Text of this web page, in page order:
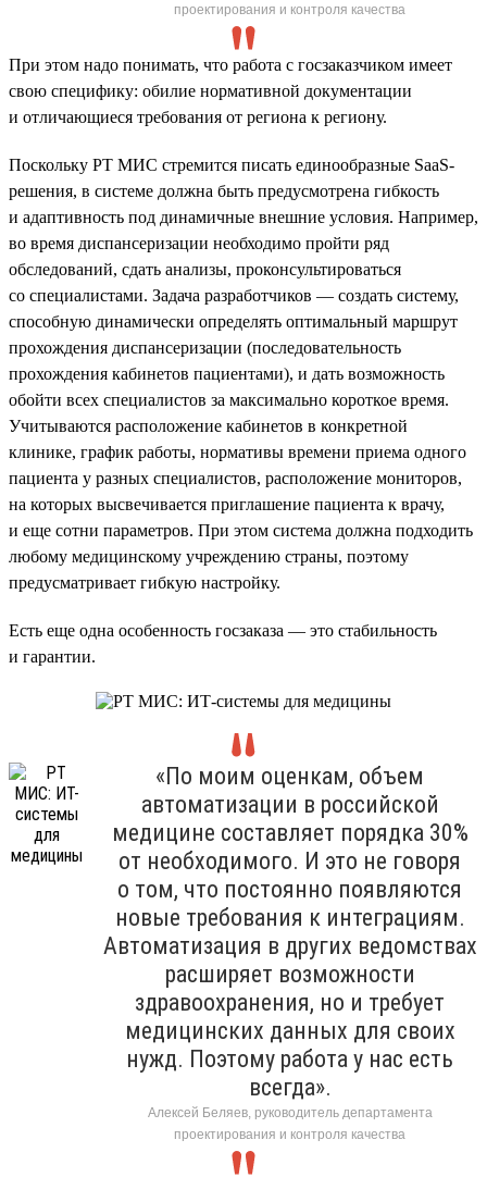
проектирования и контроля качества
При этом надо понимать, что работа с госзаказчиком имеет
свою специфику: обилие нормативной документации
и отличающиеся требования от региона к региону.
Поскольку РТ МИС стремится писать единообразные SaaS-
решения, в системе должна быть предусмотрена гибкость
и адаптивность под динамичные внешние условия. Например,
во время диспансеризации необходимо пройти ряд
обследований, сдать анализы, проконсультироваться
со специалистами. Задача разработчиков — создать систему,
способную динамически определять оптимальный маршрут
прохождения диспансеризации (последовательность
прохождения кабинетов пациентами), и дать возможность
обойти всех специалистов за максимально короткое время.
Учитываются расположение кабинетов в конкретной
клинике, график работы, нормативы времени приема одного
пациента у разных специалистов, расположение мониторов,
на которых высвечивается приглашение пациента к врачу,
и еще сотни параметров. При этом система должна подходить
любому медицинскому учреждению страны, поэтому
предусматривает гибкую настройку.
Есть еще одна особенность госзаказа — это стабильность
и гарантии.
«По моим оценкам, объем
автоматизации в российской
медицине составляет порядка 30%
от необходимого. И это не говоря
о том, что постоянно появляются
новые требования к интеграциям.
Автоматизация в других ведомствах
расширяет возможности
здравоохранения, но и требует
медицинских данных для своих
нужд. Поэтому работа у нас есть
всегда».
Алексей Беляев, руководитель департамента
проектирования и контроля качества